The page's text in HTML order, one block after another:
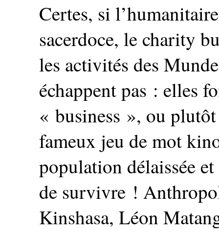
Certes, si
sacerdoce, le charity
les activités des
échappent pas : elles
« business », ou
fameux jeu de mot
population délaissée
de survivre !
Kinshasa, Léon